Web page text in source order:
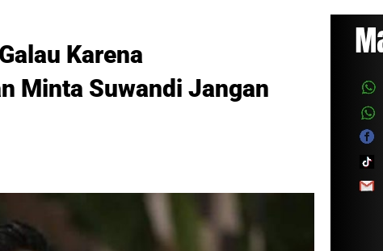
Karena
Minta Suwandi Jangan